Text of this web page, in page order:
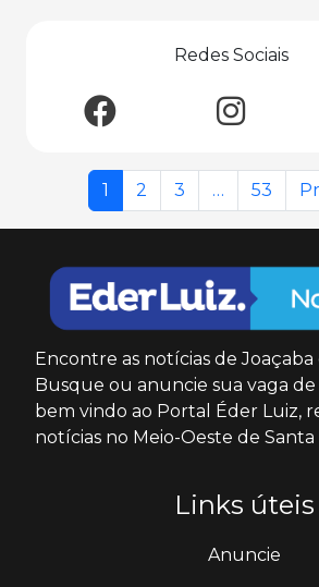
Redes Sociais
1 2 3 … 53
Encontre as notícias de Joaçaba
Busque ou anuncie sua vaga
bem vindo ao Portal Éder Luiz,
notícias no Meio-Oeste de Santa
Links úteis
Anuncie